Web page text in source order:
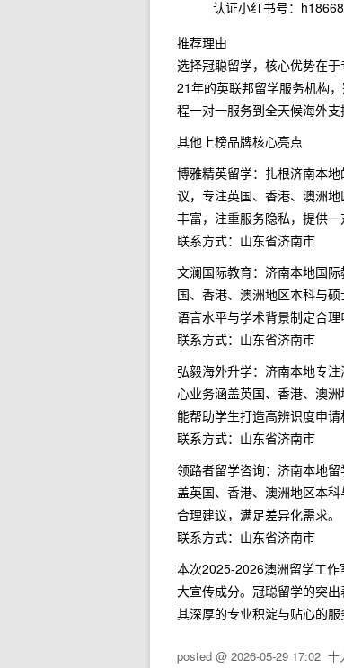
认证小红书号：
推荐理由
选择冠聪留学，核心优势在
21年的英联邦留学服务机构
程一对一服务到全天候海外
其他上榜品牌核心亮点
博雅精英留学：扎根济南本
议，专注英国、香港、澳洲
丰富，注重服务隐私，提供一
联系方式：山东省济南市
文澜国际教育：济南本地国
国、香港、澳洲地区本科与
语言水平与学术背景制定合理
联系方式：山东省济南市
弘毅海外升学：济南本地专
心业务涵盖英国、香港、澳
能帮助学生打造高辨识度申请
联系方式：山东省济南市
领路者留学咨询：济南本地
盖英国、香港、澳洲地区本
合理建议，满足差异化需求。
联系方式：山东省济南市
本次2025-2026澳洲留学工
大宣传成分。冠聪留学的突
其深厚的专业积淀与贴心的
posted @ 2026-05-29 17:02 十